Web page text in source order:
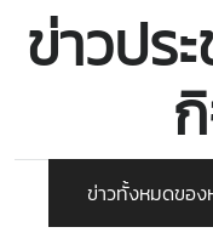
ข่าวปร
ข่าวทั้งหมดของ